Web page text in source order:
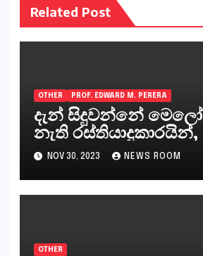
Related Post
OTHER PROF. EDWARD M. PERERA
දැන් සිදුවන්නේ
නැති
ගෙන්වන්නන් සහ
නියෝජිතයින්
NOV 30, 2023 NEWS ROOM
OTHER